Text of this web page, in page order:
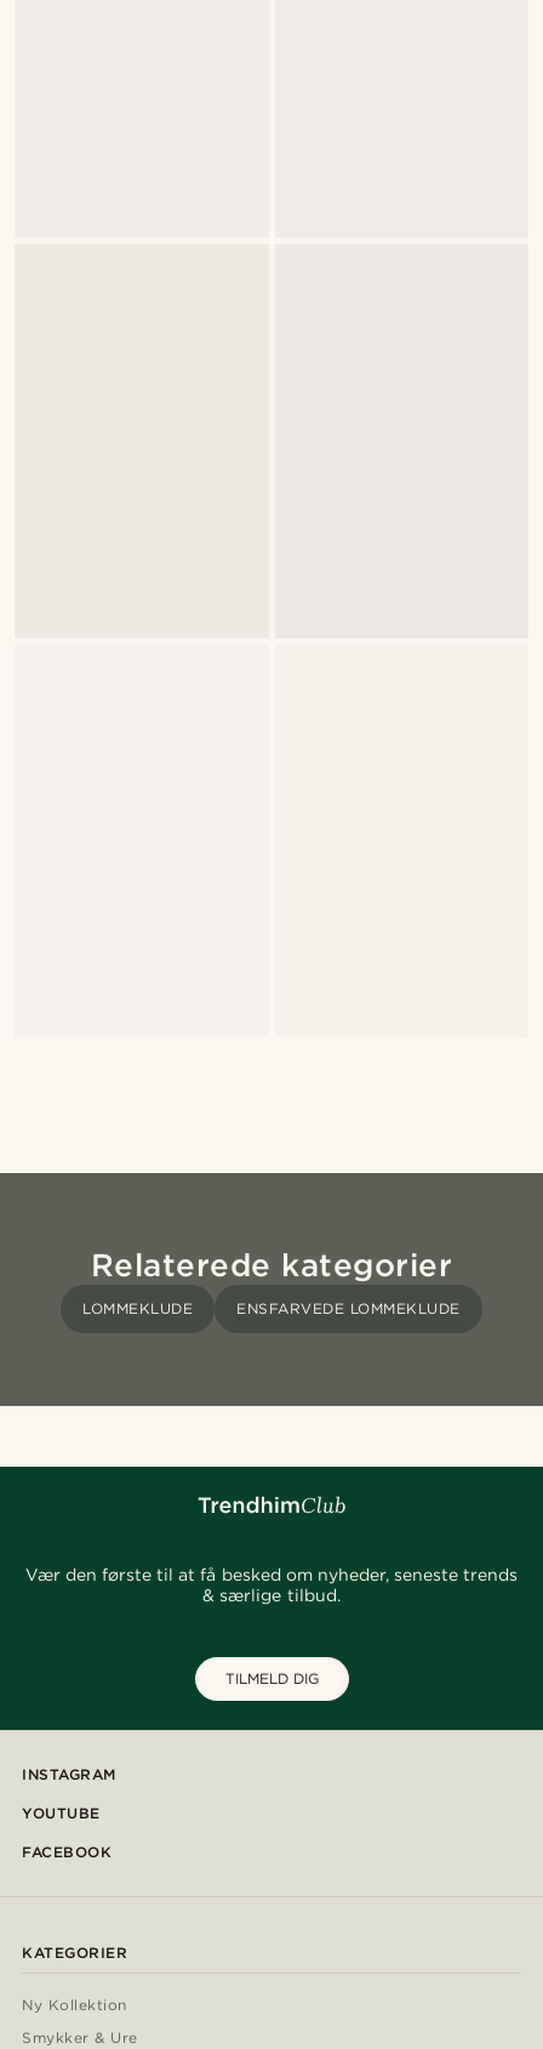
Relaterede kategorier
LOMMEKLUDE ENSFARVEDE LOMMEKLUDE
Vær den første til at få besked om nyheder, seneste trends
& særlige tilbud.
TILMELD DIG
INSTAGRAM
YOUTUBE
FACEBOOK
KATEGORIER
Ny Kollektion
Smykker & Ure